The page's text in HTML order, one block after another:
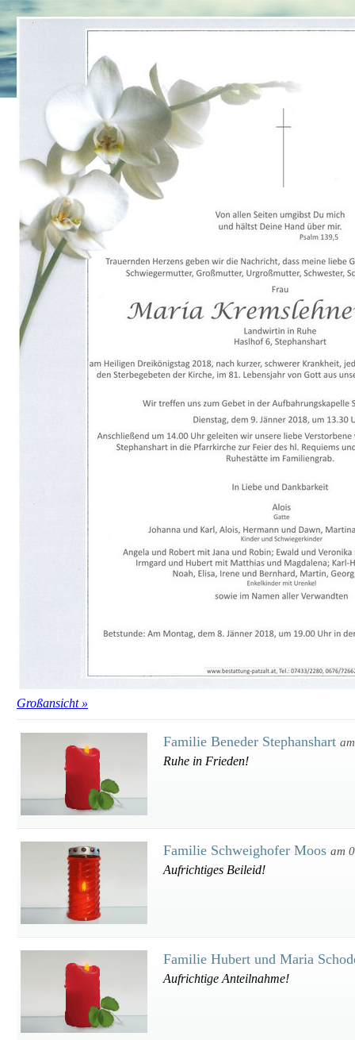
Großansicht »
Familie Beneder Stephanshart
Ruhe in Frieden!
Familie Schweighofer Moos am
Aufrichtiges Beileid!
Familie Hubert und Maria
Aufrichtige Anteilnahme!